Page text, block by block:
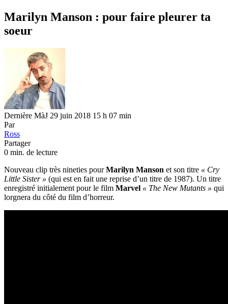
Marilyn Manson : pour faire pleurer ta
soeur
Dernière MàJ 29 juin 2018 15 h 07 min
Par
Ross
Partager
0 min. de lecture
Nouveau clip très nineties pourMarilyn Manson et son titre « Cry
Little Sister » (qui est en fait une reprise d’un titre de 1987). Un titre
enregistré initialement pour le film Marvel « The New Mutants » qui
lorgnera du côté du film d’horreur.